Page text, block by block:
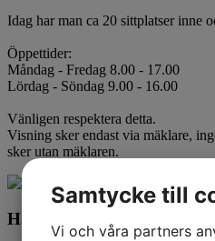
Idag har man ca 20 sittplatser inne
Öppettider:
Måndag - Fredag 8.00 - 17.00
Lördag - Söndag 9.00 - 16.00
Vänligen respektera detta.
Visning sker endast via mäklare,
sker utan mäklaren.
Hakan Demir
Samtycke till
Vi och våra partners